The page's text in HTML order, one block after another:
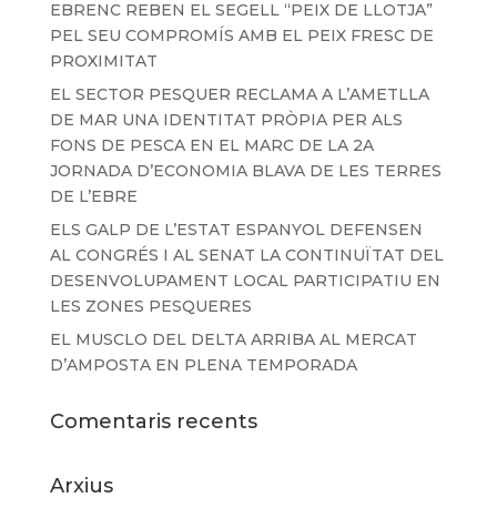
EBRENC REBEN EL SEGELL “PEIX DE LLOTJA”
PEL SEU COMPROMÍS AMB EL PEIX FRESC DE
PROXIMITAT
EL SECTOR PESQUER RECLAMA A L’AMETLLA
DE MAR UNA IDENTITAT PRÒPIA PER ALS
FONS DE PESCA EN EL MARC DE LA 2A
JORNADA D’ECONOMIA BLAVA DE LES TERRES
DE L’EBRE
ELS GALP DE L’ESTAT ESPANYOL DEFENSEN
AL CONGRÉS I AL SENAT LA CONTINUÏTAT DEL
DESENVOLUPAMENT LOCAL PARTICIPATIU EN
LES ZONES PESQUERES
EL MUSCLO DEL DELTA ARRIBA AL MERCAT
D’AMPOSTA EN PLENA TEMPORADA
Comentaris recents
Arxius